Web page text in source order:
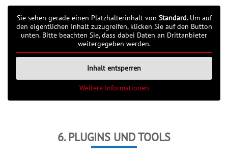
Sie sehen gerade einen Platzhalterinhalt von Standard. Um auf
den eigentlichen Inhalt zuzugreifen, klicken Sie auf den Button
unten. Bitte beachten Sie, dass dabei Daten an Drittanbieter
weitergegeben werden.
Inhalt entsperren
Weitere Informationen
6. PLUGINS UND TOOLS